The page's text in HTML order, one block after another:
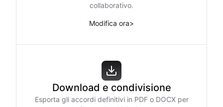
collaborativo.
Modifica ora>
Download e condivisione
Esporta gli accordi definitivi in PDF o DOCX per